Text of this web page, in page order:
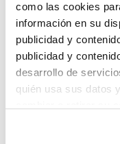
como las cookies
información en su
publicidad y
publicidad y
desarrollo de
quién usa sus datos
Lo
te hemos
Pero puedes
buscando en